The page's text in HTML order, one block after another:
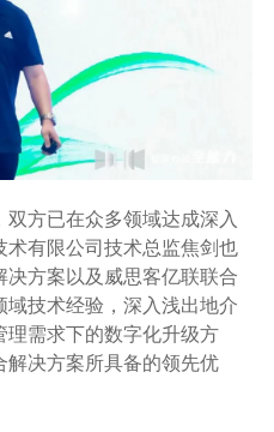
方已在众多领域达成深入
有限公司技术总监焦剑也
方案以及威思客亿联联合
技术经验，深入浅出地介
理需求下的数字化升级方
解决方案所具备的领先优